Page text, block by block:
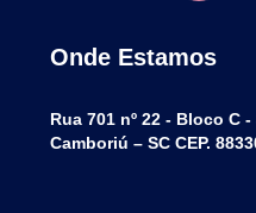
Onde Estamos
Rua 701 nº 22 - Bloco C
Camboriú – SC CEP.